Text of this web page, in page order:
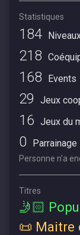
Statistiques
184
218
168 Events
29 Jeux
16 Jeux du
0 Parrainage
Personne n'a
Titres
🤳🏻
📜 Maitre